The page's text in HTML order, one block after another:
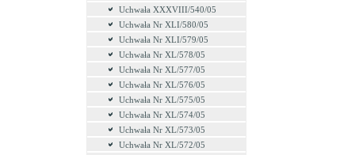
Uchwała XXXVIII/540/05
Uchwała Nr XLI/580/05
Uchwała Nr XLI/579/05
Uchwała Nr XL/578/05
Uchwała Nr XL/577/05
Uchwała Nr XL/576/05
Uchwała Nr XL/575/05
Uchwała Nr XL/574/05
Uchwała Nr XL/573/05
Uchwała Nr XL/572/05